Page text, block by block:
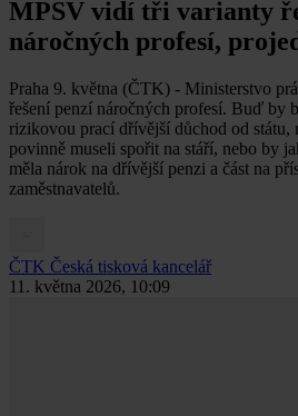
MPSV vidí tři varianty
náročných profesí,
Praha 9. května (ČTK) - Ministerstvo
řešení penzí náročných profesí. Buď by
rizikovou prací dřívější důchod od státu,
povinně museli spořit na stáří, nebo by
měla nárok na dřívější penzi a část na
zaměstnavatelů.
ČTK Česká tisková kancelář
11. května 2026, 10:09